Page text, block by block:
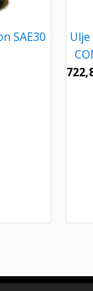
SAE30